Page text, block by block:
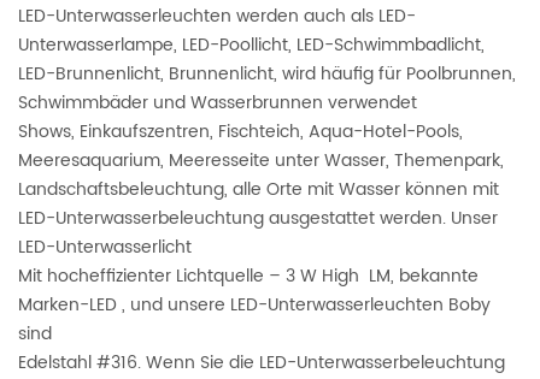
LED-Unterwasserleuchten werden auch als LED-
Unterwasserlampe, LED-Poollicht, LED-Schwimmbadlicht,
LED-Brunnenlicht, Brunnenlicht, wird häufig für Poolbrunnen,
Schwimmbäder und Wasserbrunnen verwendet
Shows, Einkaufszentren, Fischteich, Aqua-Hotel-Pools,
Meeresaquarium, Meeresseite unter Wasser, Themenpark,
Landschaftsbeleuchtung, alle Orte mit Wasser können mit
LED-Unterwasserbeleuchtung ausgestattet werden. Unser
LED-Unterwasserlicht
Mit hocheffizienter Lichtquelle – 3 W High LM, bekannte
Marken-LED, und unsere LED-Unterwasserleuchten Boby
sind
Edelstahl #316. Wenn Sie die LED-Unterwasserbeleuchtung